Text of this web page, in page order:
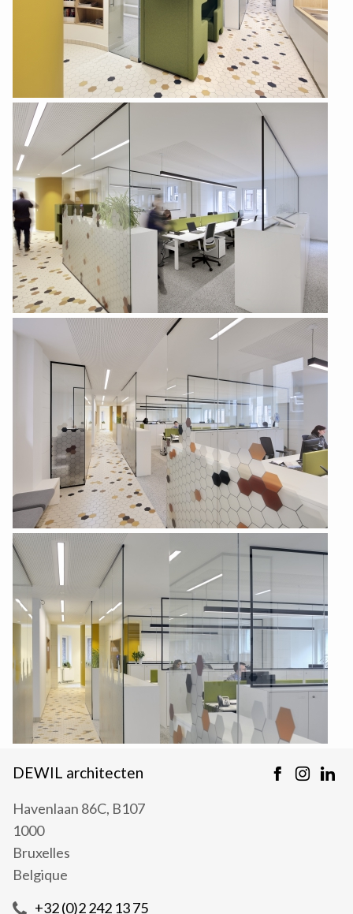
DEWIL architecten
Havenlaan 86C, B107
1000
Bruxelles
Belgique
+32 (0)2 242 13 75